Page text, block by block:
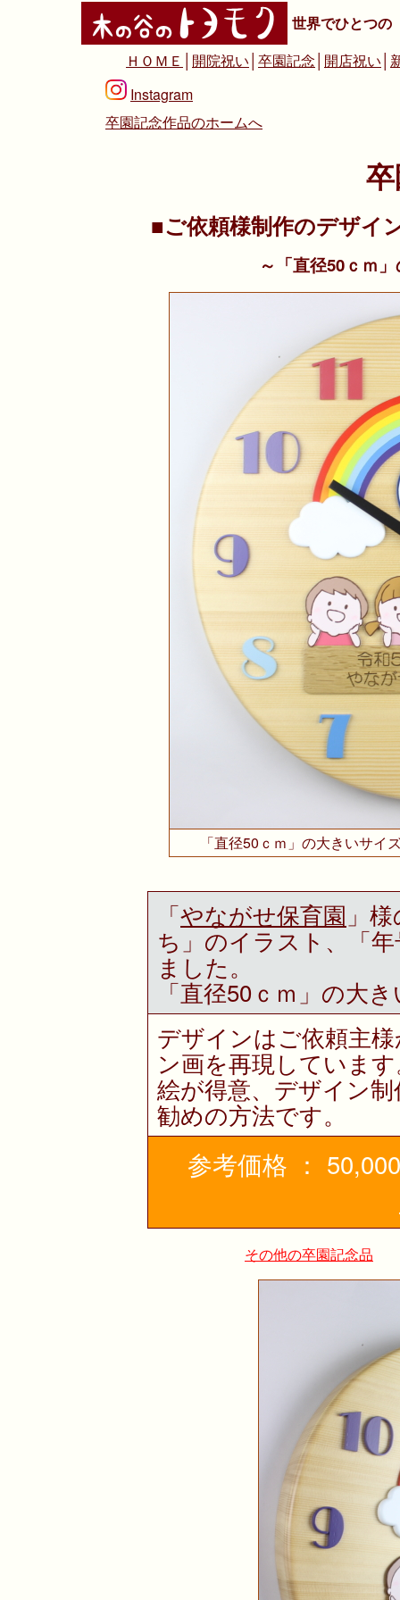
世界でひとつの
ＨＯＭＥ
開院祝い 卒園記念 開店祝い
Instagram
卒園記念作品のホームへ
■ご依頼様制作のデザイ
～「直径50ｃｍ
「直径50ｃｍ」の大きいサ
「やながせ保育園 」
ち」のイラスト、「
ました。
「直径50ｃｍ」の大
デザインはご依頼主
ン画を再現していま
絵が得意、デザイン
勧めの方法です。
参考価格 ：
その他の卒園記念品